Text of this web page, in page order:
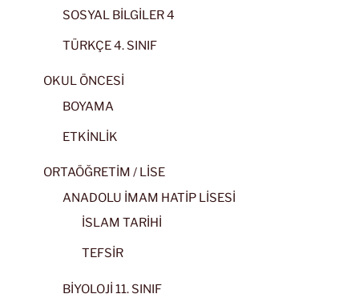
SOSYAL BİLGİLER 4
TÜRKÇE 4. SINIF
OKUL ÖNCESİ
BOYAMA
ETKİNLİK
ORTAÖĞRETİM / LİSE
ANADOLU İMAM HATİP LİSESİ
İSLAM TARİHİ
TEFSİR
BİYOLOJİ 11. SINIF